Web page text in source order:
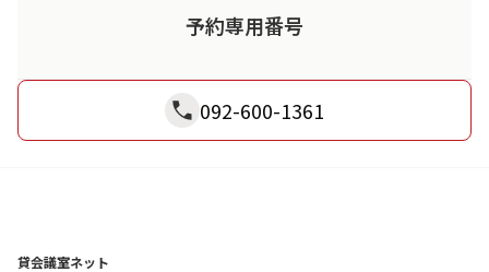
予約専用番号
092-600-1361
貸会議室ネット